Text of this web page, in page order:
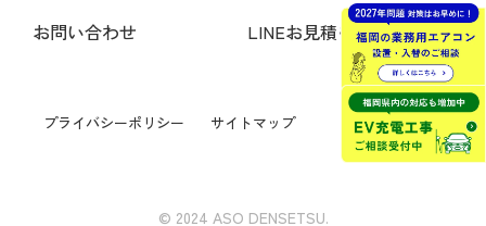
お問い合わせ
LINEお見積もり
プライバシーポリシー サイトマップ
© 2024 ASO DENSETSU.